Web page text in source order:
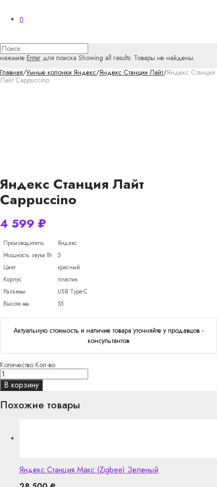
0
нажмите Enter для поиска Showing all results: Товары не найдены.
Главная/Умные колонки Яндекс/Яндекс Станции Лайт/Яндекс Станция
Лайт Cappuccino
Яндекс Станция Лайт
Cappuccino
4 599 ₽
Производитель
Яндекс
Мощность звука Вт
5
Цвет
красный
Корпус
пластик
Разъемы
USB Type-C
Высота мм.
55
Актуальную стоимость и наличие товара уточняйте у продавцов -
консультантов
Количество Кол-во
В корзину
Похожие товары
Яндекс Станция Макс (Zigbee) Зеленый